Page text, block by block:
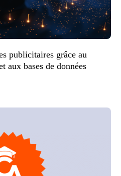
publicitaires grâce au
aux bases de données